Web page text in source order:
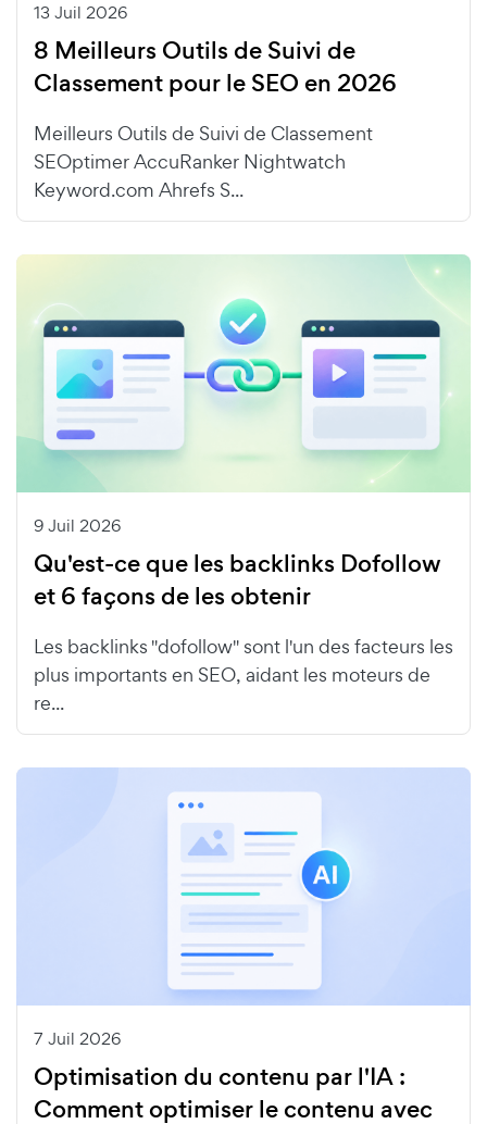
13 Juil 2026
8 Meilleurs Outils de Suivi de
Classement pour le SEO en 2026
Meilleurs Outils de Suivi de Classement
SEOptimer AccuRanker Nightwatch
Keyword.com Ahrefs S...
9 Juil 2026
Qu'est-ce que les backlinks Dofollow
et 6 façons de les obtenir
Les backlinks "dofollow" sont l'un des facteurs les
plus importants en SEO, aidant les moteurs de
re...
7 Juil 2026
Optimisation du contenu par l'IA :
Comment optimiser le contenu avec